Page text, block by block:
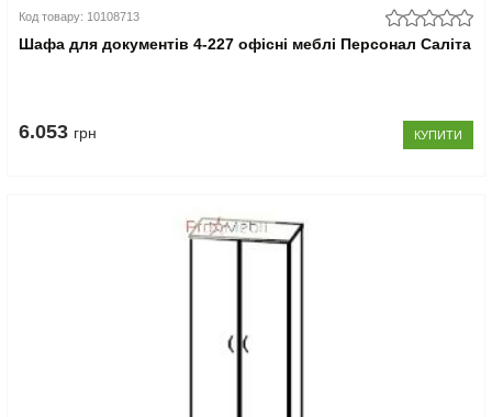
Код товару: 10108713
Шафа для документів 4-227 офісні меблі Персонал Саліта
6.053 грн КУПИТИ